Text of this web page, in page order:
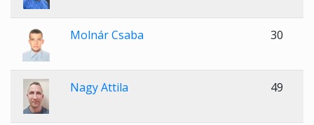
Molnár Csaba 30
Nagy Attila 49